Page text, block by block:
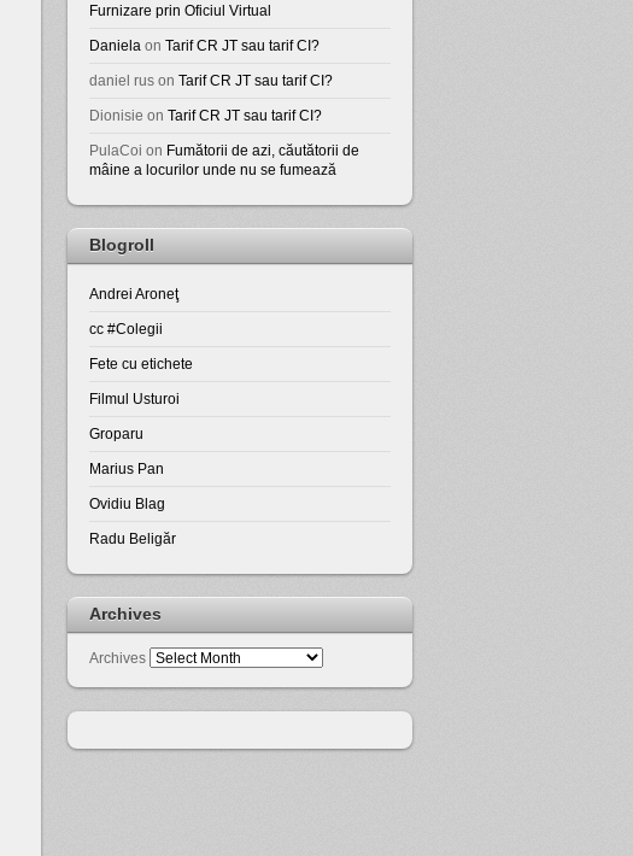
Furnizare prin Oficiul Virtual
Daniela on Tarif CR JT sau tarif CI?
daniel rus on Tarif CR JT sau tarif CI?
Dionisie on Tarif CR JT sau tarif CI?
PulaCoi on Fumătorii de azi, căutătorii de
mâine a locurilor unde nu se fumează
Blogroll
Andrei Aroneţ
cc #Colegii
Fete cu etichete
Filmul Usturoi
Groparu
Marius Pan
Ovidiu Blag
Radu Beligăr
Archives
Archives